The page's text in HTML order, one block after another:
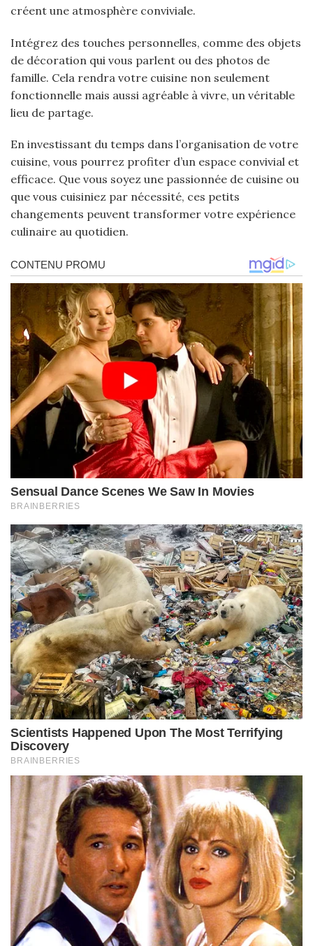
créent une atmosphère conviviale.
Intégrez des touches personnelles, comme des objets
de décoration qui vous parlent ou des photos de
famille. Cela rendra votre cuisine non seulement
fonctionnelle mais aussi agréable à vivre, un véritable
lieu de partage.
En investissant du temps dans l’organisation de votre
cuisine, vous pourrez profiter d’un espace convivial et
efficace. Que vous soyez une passionnée de cuisine ou
que vous cuisiniez par nécessité, ces petits
changements peuvent transformer votre expérience
culinaire au quotidien.